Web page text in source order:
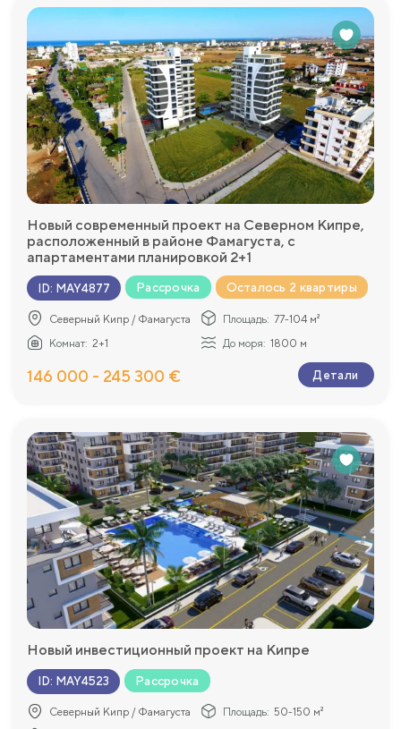
Новый современный проект на Северном Кипре,
расположенный в районе Фамагуста, с
апартаментами планировкой 2+1
ID: MAY4877 Рассрочка Осталось 2 квартиры
Северный Кипр / Фамагуста Площадь: 77-104 м²
Комнат: 2+1 До моря: 1800 м
146 000 - 245 300 € Детали
Новый инвестиционный проект на Кипре
ID: MAY4523 Рассрочка
Северный Кипр / Фамагуста Площадь: 50-150 м²